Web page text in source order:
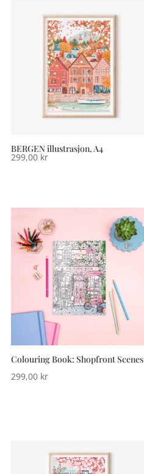
BERGEN illustrasjon, A4
299,00 kr
Colouring Book: Shopfront Scenes
299,00 kr